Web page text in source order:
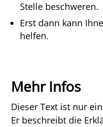
Stelle beschweren.
Erst dann kann
helfen.
Mehr Infos
Dieser Text ist nur
Er beschreibt die